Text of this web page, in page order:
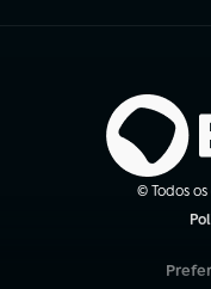
© Todos